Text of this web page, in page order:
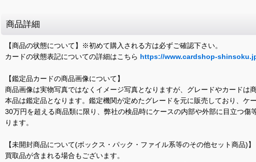
商品詳細
【商品の状態について】※初めて購入される方は必ずご確認下さい。
カードの状態表記についての詳細はこちら https://www.cardshop-
【鑑定品カードの商品画像について】
商品画像は実物写真ではなくイメージ写真となりますが、グレードやカードは
本品は鑑定品となります。鑑定機関が定めたグレードを元に販売しており、ケ
30万円を超える商品類に限り、弊社の検品時にケースの内部や外部に目立つ
ります。
【未開封商品について(ボックス・パック・ファイル系等のその他セット商品)】
買取品が含まれる場合もございます。